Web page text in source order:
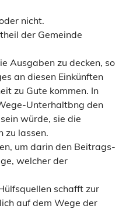
nicht.
der Gemeinde
Ausgaben zu decken, so
an diesen Einkünften
zu Gute kommen. In
Unterhaltbng den
würde, sie die
zu lassen.
um darin den Beitrags-
welcher der
schafft zur
auf dem Wege der